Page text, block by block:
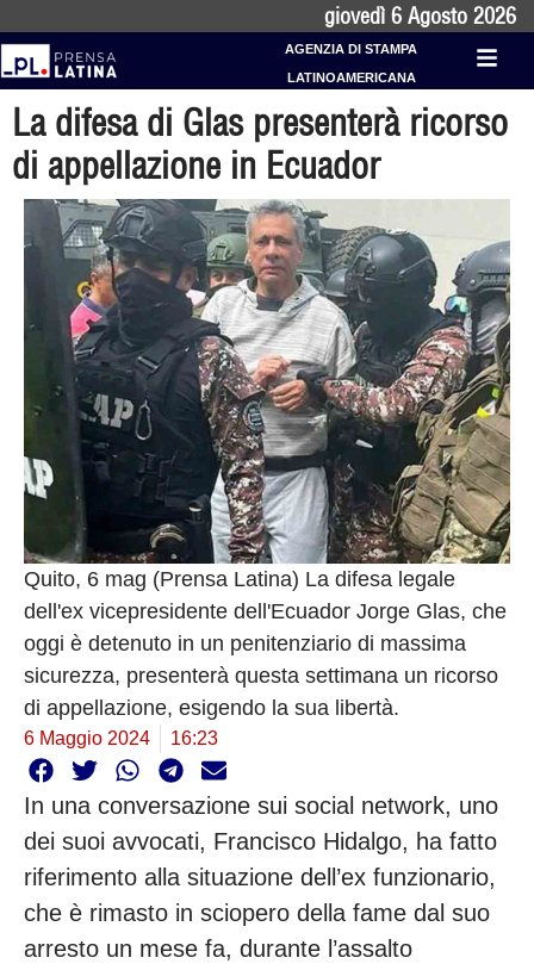
giovedì 6 Agosto 2026
AGENZIA DI STAMPA
LATINOAMERICANA
La difesa di Glas presenterà ricorso
di appellazione in Ecuador
Quito, 6 mag (Prensa Latina) La difesa legale
dell'ex vicepresidente dell'Ecuador Jorge Glas, che
oggi è detenuto in un penitenziario di massima
sicurezza, presenterà questa settimana un ricorso
di appellazione, esigendo la sua libertà.
6 Maggio 2024 16:23
In una conversazione sui social network, uno
dei suoi avvocati, Francisco Hidalgo, ha fatto
riferimento alla situazione dell’ex funzionario,
che è rimasto in sciopero della fame dal suo
arresto un mese fa, durante l’assalto